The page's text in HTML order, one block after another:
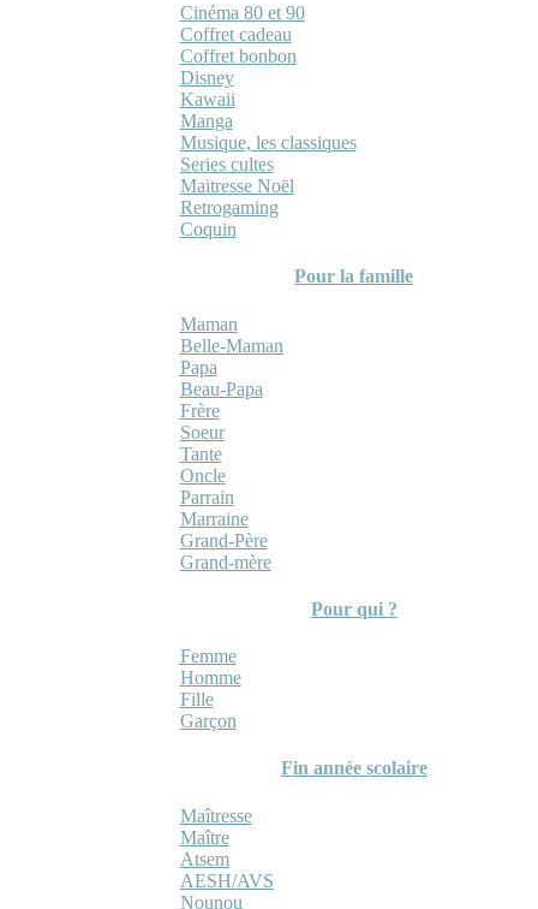
Cinéma 80 et 90
Coffret cadeau
Coffret bonbon
Disney
Kawaii
Manga
Musique, les classiques
Series cultes
Maitresse Noël
Retrogaming
Coquin
Pour la famille
Maman
Belle-Maman
Papa
Beau-Papa
Frère
Soeur
Tante
Oncle
Parrain
Marraine
Grand-Père
Grand-mère
Pour qui ?
Femme
Homme
Fille
Garçon
Fin année scolaire
Maîtresse
Maître
Atsem
AESH/AVS
Nounou